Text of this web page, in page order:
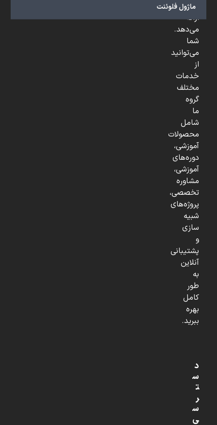
ماژول فلوئنت
...
ارائه
می‌دهد.
شما
می‌توانید
از
خدمات
مختلف
گروه
ما
شامل
محصولات
آموزشی،
دوره‌های
آموزشی،
مشاوره
تخصصی،
پروژه‌های
شبیه
سازی
و
پشتیبانی
آنلاین
به
طور
کامل
بهره
ببرید.
د
س
ت
ر
س
ی